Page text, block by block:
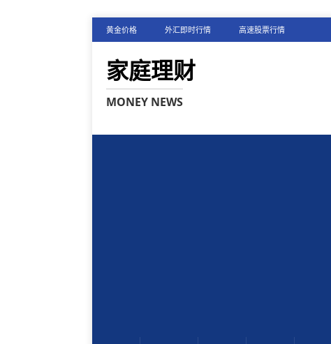
黄金价格 外汇即时行情 高速股票行情
家庭理财
MONEY NEWS